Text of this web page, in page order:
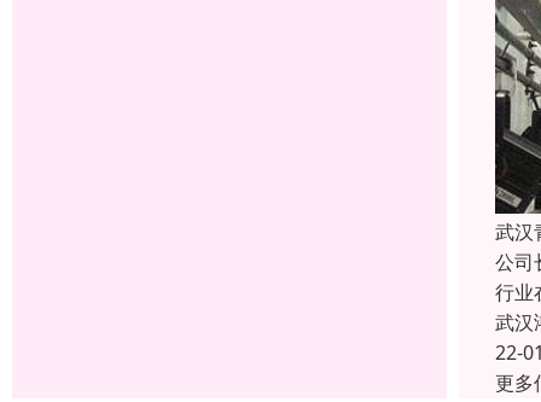
武汉
公司
行业
武汉
22-
更多